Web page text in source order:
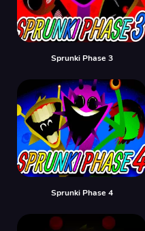
Sprunki Phase 3
Sprunki Phase 4